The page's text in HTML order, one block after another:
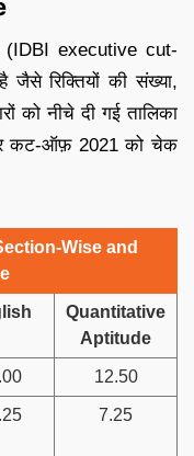
(IDBI executive cut-
जैसे रिक्तियों की संख्या,
को नीचे दी गई तालिका
कट-ऑफ़ 2021 को चेक
Wise and
Quantitative
Aptitude
12.50
7.25